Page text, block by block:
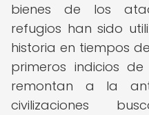
bienes de los
refugios han sido
historia en tiempos
primeros indicios
remontan a la
civilizaciones